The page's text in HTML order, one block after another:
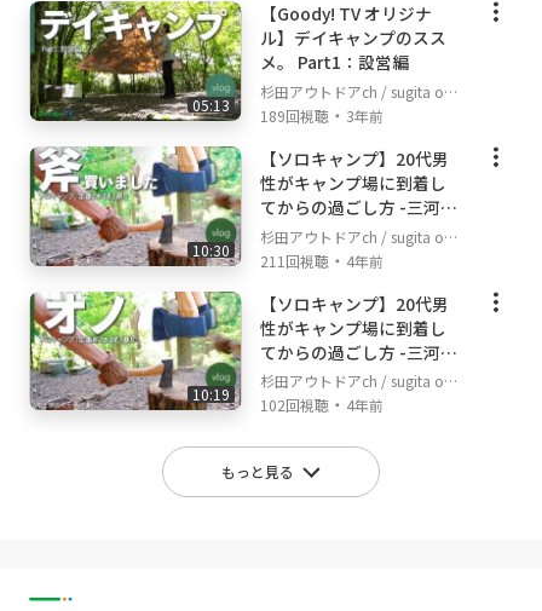
05:13
【Goody! TV オリジナ
ル】デイキャンプのスス
メ。 Part1：設営編
杉田アウトドアch / sugita out
door channel
189回視聴 ・ 3年前
10:30
【ソロキャンプ】20代男
性がキャンプ場に到着し
てからの過ごし方 -三河湖
やまびこキャンプ場-
杉田アウトドアch / sugita out
door channel
211回視聴 ・ 4年前
10:19
【ソロキャンプ】20代男
性がキャンプ場に到着し
てからの過ごし方 -三河湖
やまびこキャンプ場-
杉田アウトドアch / sugita out
door channel
102回視聴 ・ 4年前
もっと見る